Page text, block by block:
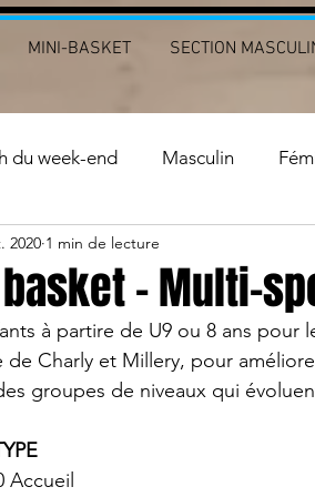
MINI-BASKET SECTION
du week-end Masculin
- Multi-
2020 1 min de lecture
à partire de U9 ou 8 ans pour
de Charly et Millery, pour
groupes de niveaux qui
Accueil